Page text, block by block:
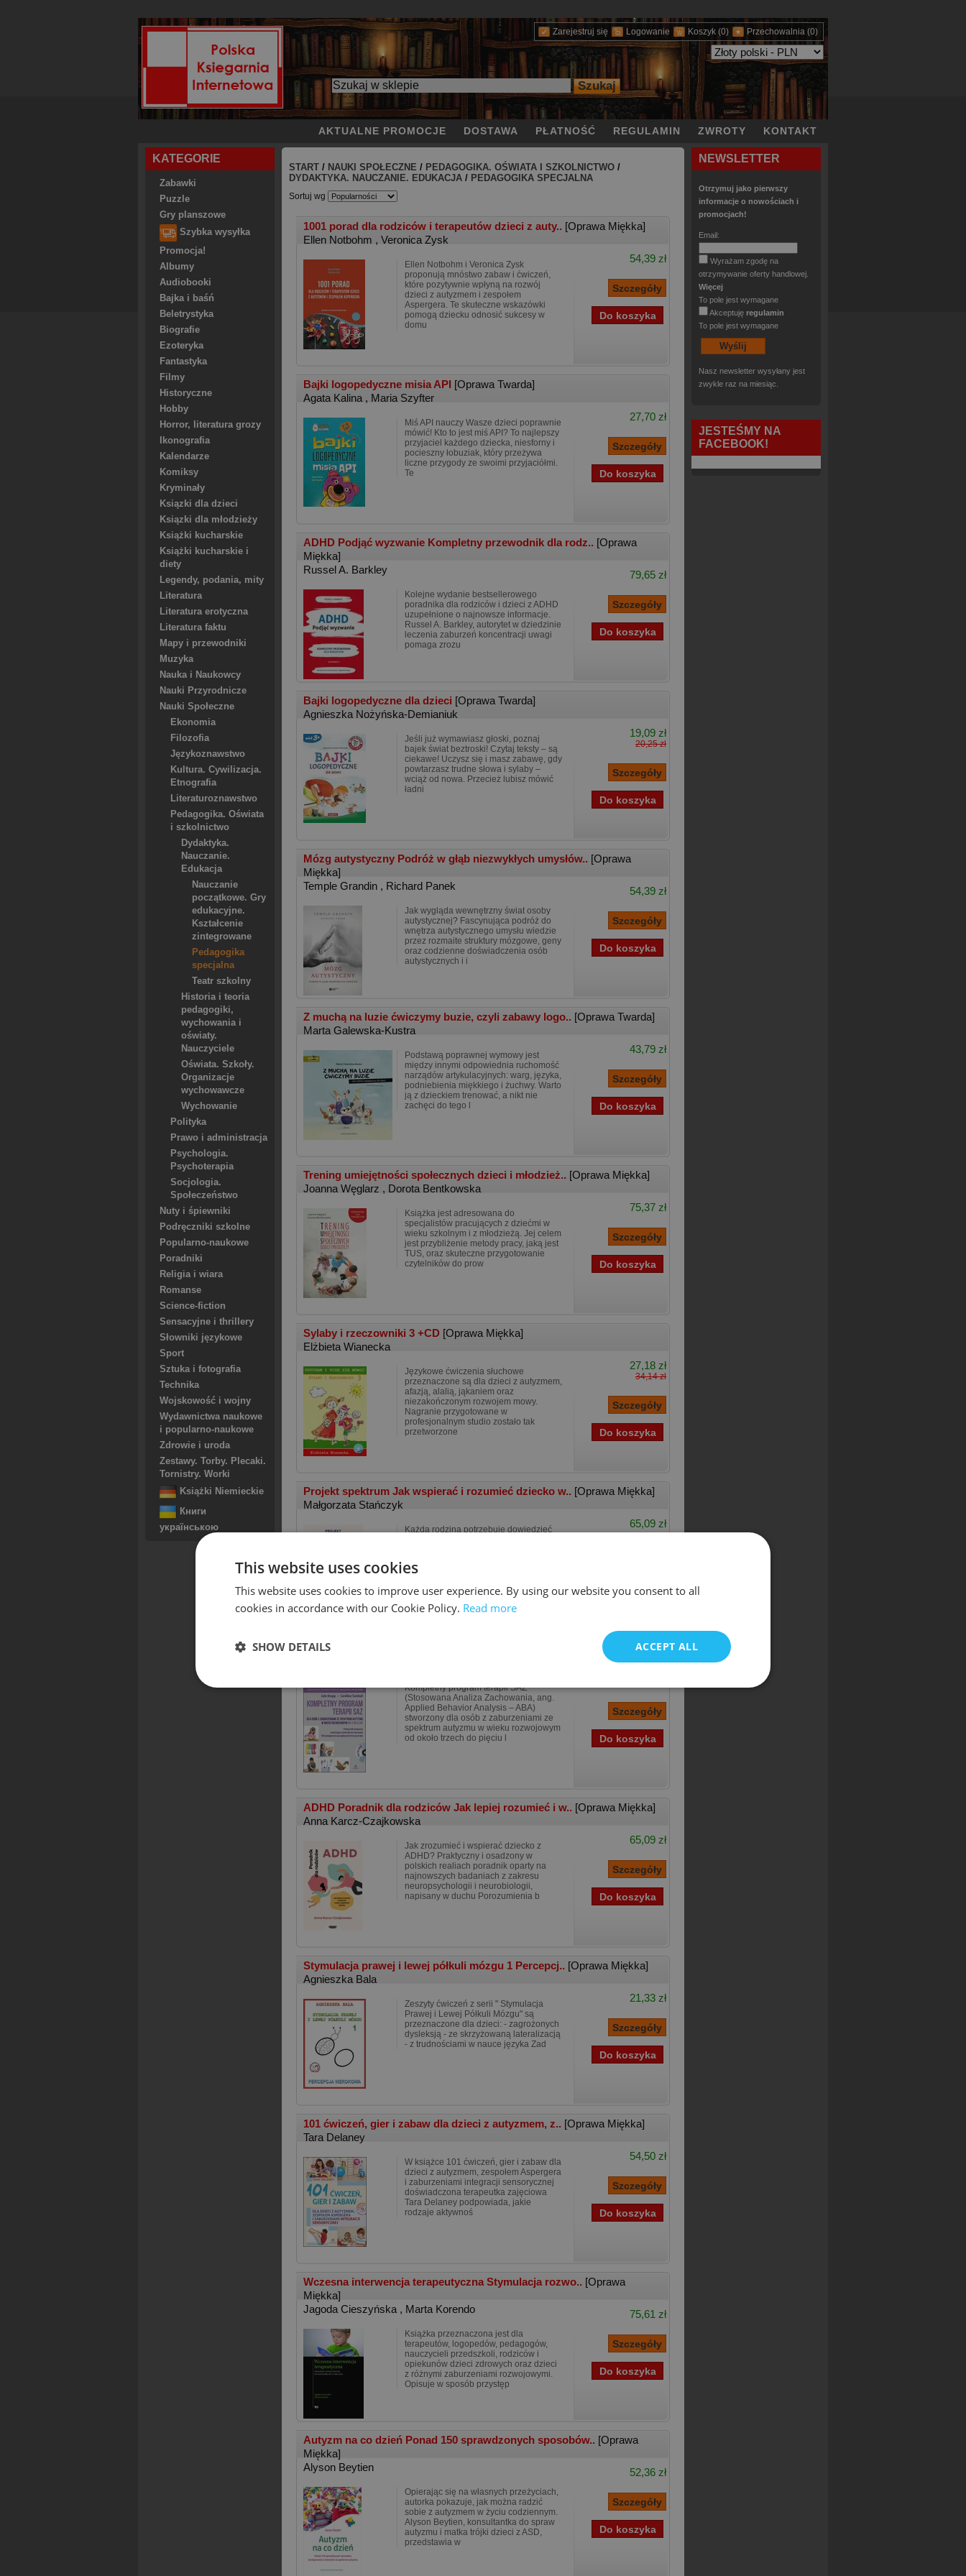
Zarejestruj się Logowanie Koszyk (0) Przechowalnia (0)
AKTUALNE PROMOCJE DOSTAWA PŁATNOŚĆ REGULAMIN ZWROTY KONTAKT
KATEGORIE
Zabawki
Puzzle
Gry planszowe
Szybka wysyłka
Promocja!
Albumy
Audiobooki
Bajka i baśń
Beletrystyka
Biografie
Ezoteryka
Fantastyka
Filmy
Historyczne
Hobby
Horror, literatura grozy
Ikonografia
Kalendarze
Komiksy
Kryminały
Ksiązki dla dzieci
Ksiązki dla młodzieży
Książki kucharskie
Książki kucharskie i
diety
Legendy, podania, mity
Literatura
Literatura erotyczna
Literatura faktu
Mapy i przewodniki
Muzyka
Nauka i Naukowcy
Nauki Przyrodnicze
Nauki Społeczne
Ekonomia
Filozofia
Językoznawstwo
Kultura. Cywilizacja.
Etnografia
Literaturoznawstwo
Pedagogika. Oświata
i szkolnictwo
Dydaktyka.
Nauczanie.
Edukacja
Nauczanie
początkowe. Gry
edukacyjne.
Kształcenie
zintegrowane
Pedagogika
specjalna
Teatr szkolny
Historia i teoria
pedagogiki,
wychowania i
oświaty.
Nauczyciele
Oświata. Szkoły.
Organizacje
wychowawcze
Wychowanie
Polityka
Prawo i administracja
Psychologia.
Psychoterapia
Socjologia.
Społeczeństwo
Nuty i śpiewniki
Podręczniki szkolne
Popularno-naukowe
Poradniki
Religia i wiara
Romanse
Science-fiction
Sensacyjne i thrillery
Słowniki językowe
Sport
Sztuka i fotografia
Technika
Wojskowość i wojny
Wydawnictwa naukowe
i popularno-naukowe
Zdrowie i uroda
Zestawy. Torby. Plecaki.
Tornistry. Worki
Książki Niemieckie
Книги
українською
START / NAUKI SPOŁECZNE / PEDAGOGIKA. OŚWIATA I SZKOLNICTWO /
DYDAKTYKA. NAUCZANIE. EDUKACJA / PEDAGOGIKA SPECJALNA
Sortuj wg
1001 porad dla rodziców i terapeutów dzieci z auty.. [Oprawa Miękka]
Ellen Notbohm , Veronica Zysk
Ellen Notbohm i Veronica Zysk
proponują mnóstwo zabaw i ćwiczeń,
które pozytywnie wpłyną na rozwój
dzieci z autyzmem i zespołem
Aspergera. Te skuteczne wskazówki
pomogą dziecku odnosić sukcesy w
domu
54,39 zł
Bajki logopedyczne misia API [Oprawa Twarda]
Agata Kalina , Maria Szyfter
Miś API nauczy Wasze dzieci poprawnie
mówić! Kto to jest miś API? To najlepszy
przyjaciel każdego dziecka, niesforny i
pocieszny łobuziak, który przeżywa
liczne przygody ze swoimi przyjaciółmi.
Te
27,70 zł
ADHD Podjąć wyzwanie Kompletny przewodnik dla rodz.. [Oprawa
Miękka]
Russel A. Barkley
Kolejne wydanie bestsellerowego
poradnika dla rodziców i dzieci z ADHD
uzupełnione o najnowsze informacje.
Russel A. Barkley, autorytet w dziedzinie
leczenia zaburzeń koncentracji uwagi
pomaga zrozu
79,65 zł
Bajki logopedyczne dla dzieci [Oprawa Twarda]
Agnieszka Nożyńska-Demianiuk
Jeśli już wymawiasz głoski, poznaj
bajek świat beztroski! Czytaj teksty – są
ciekawe! Uczysz się i masz zabawę, gdy
powtarzasz trudne słowa i sylaby –
wciąż od nowa. Przecież lubisz mówić
ładni
19,09 zł
20,25 zł
Mózg autystyczny Podróż w głąb niezwykłych umysłów.. [Oprawa
Miękka]
Temple Grandin , Richard Panek
Jak wygląda wewnętrzny świat osoby
autystycznej? Fascynująca podróż do
wnętrza autystycznego umysłu wiedzie
przez rozmaite struktury mózgowe, geny
oraz codzienne doświadczenia osób
autystycznych i i
54,39 zł
Z muchą na luzie ćwiczymy buzie, czyli zabawy logo.. [Oprawa Twarda]
Marta Galewska-Kustra
Podstawą poprawnej wymowy jest
między innymi odpowiednia ruchomość
narządów artykulacyjnych: warg, języka,
podniebienia miękkiego i żuchwy. Warto
ją z dzieckiem trenować, a nikt nie
zachęci do tego l
43,79 zł
Trening umiejętności społecznych dzieci i młodzież.. [Oprawa Miękka]
Joanna Węglarz , Dorota Bentkowska
Książka jest adresowana do
specjalistów pracujących z dziećmi w
wieku szkolnym i z młodzieżą. Jej celem
jest przybliżenie metody pracy, jaką jest
TUS, oraz skuteczne przygotowanie
czytelników do prow
75,37 zł
Sylaby i rzeczowniki 3 +CD [Oprawa Miękka]
Elżbieta Wianecka
Językowe ćwiczenia słuchowe
przeznaczone są dla dzieci z autyzmem,
afazją, alalią, jąkaniem oraz
niezakończonym rozwojem mowy.
Nagranie przygotowane w
profesjonalnym studio zostało tak
przetworzone
27,18 zł
34,14 zł
Projekt spektrum Jak wspierać i rozumieć dziecko w.. [Oprawa Miękka]
Małgorzata Stańczyk
Każda rodzina potrzebuje dowiedzieć
wiedzą i praktycznymi wskazówkami,
65,09 zł
Kompletny program terapii SAZ + CD dla osób z zabu..
[Oprawa Miękka]
Kompletny program terapii SAZ
(Stosowana Analiza Zachowania, ang.
Applied Behavior Analysis – ABA)
stworzony dla osób z zaburzeniami ze
spektrum autyzmu w wieku rozwojowym
od około trzech do pięciu l
ADHD Poradnik dla rodziców Jak lepiej rozumieć i w.. [Oprawa Miękka]
Anna Karcz-Czajkowska
Jak zrozumieć i wspierać dziecko z
ADHD? Praktyczny i osadzony w
polskich realiach poradnik oparty na
najnowszych badaniach z zakresu
neuropsychologii i neurobiologii,
napisany w duchu Porozumienia b
65,09 zł
Stymulacja prawej i lewej półkuli mózgu 1 Percepcj.. [Oprawa Miękka]
Agnieszka Bala
Zeszyty ćwiczeń z serii " Stymulacja
Prawej i Lewej Półkuli Mózgu" są
przeznaczone dla dzieci: - zagrożonych
dysleksją - ze skrzyżowaną lateralizacją
- z trudnościami w nauce języka Zad
21,33 zł
101 ćwiczeń, gier i zabaw dla dzieci z autyzmem, z.. [Oprawa Miękka]
Tara Delaney
W książce 101 ćwiczeń, gier i zabaw dla
dzieci z autyzmem, zespołem Aspergera
i zaburzeniami integracji sensorycznej
doświadczona terapeutka zajęciowa
Tara Delaney podpowiada, jakie
rodzaje aktywnoś
54,50 zł
Wczesna interwencja terapeutyczna Stymulacja rozwo.. [Oprawa
Miękka]
Jagoda Cieszyńska , Marta Korendo
Książka przeznaczona jest dla
terapeutów, logopedów, pedagogów,
nauczycieli przedszkoli, rodziców i
opiekunów dzieci zdrowych oraz dzieci
z różnymi zaburzeniami rozwojowymi.
Opisuje w sposób przystęp
75,61 zł
Autyzm na co dzień Ponad 150 sprawdzonych sposobów.. [Oprawa
Miękka]
Alyson Beytien
Opierając się na własnych przeżyciach,
autorka pokazuje, jak można radzić
sobie z autyzmem w życiu codziennym.
Alyson Beytien, konsultantka do spraw
autyzmu i matka trójki dzieci z ASD,
przedstawia w
52,36 zł
NEWSLETTER
Otrzymuj jako pierwszy
informacje o nowościach i
promocjach!
Email:
Wyrażam zgodę na
otrzymywanie oferty handlowej.
Więcej
To pole jest wymagane
Akceptuję regulamin
To pole jest wymagane
Nasz newsletter wysyłany jest
zwykle raz na miesiąc.
JESTEŚMY NA
FACEBOOK!
This website uses cookies
This website uses cookies to improve user experience. By using our website you consent to all
cookies in accordance with our Cookie Policy. Read more
ACCEPT ALL
SHOW DETAILS